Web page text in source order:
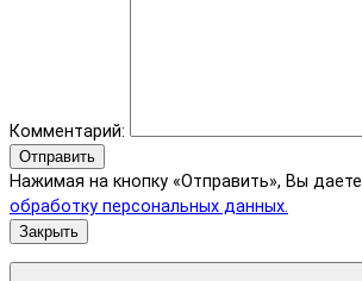
Комментарий:
Отправить
Нажимая на кнопку «Отправить», Вы даете
обработку персональных данных.
Закрыть